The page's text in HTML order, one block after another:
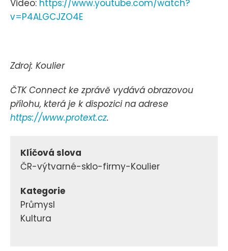
Video: https://www.youtube.com/watch?
v=P4ALGCJZO4E
Zdroj: Koulier
ČTK Connect ke zprávě vydává obrazovou
přílohu, která je k dispozici na adrese
https://www.protext.cz.
Klíčová slova
ČR-výtvarné-sklo-firmy-Koulier
Kategorie
Průmysl
Kultura